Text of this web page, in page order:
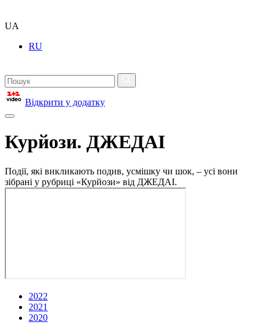
UA
RU
Відкрити у додатку
Курйози. ДЖЕДАІ
Події, які викликають подив, усмішку чи шок, – усі вони
зібрані у рубриці «Курйози» від ДЖЕДАІ.
2022
2021
2020